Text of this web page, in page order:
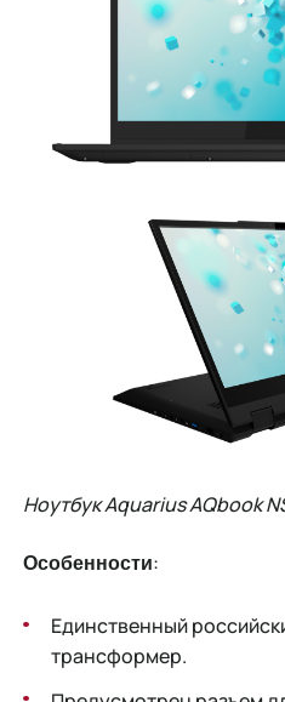
Ноутбук Aquarius AQbook
Особенности:
Единственный
трансформер.